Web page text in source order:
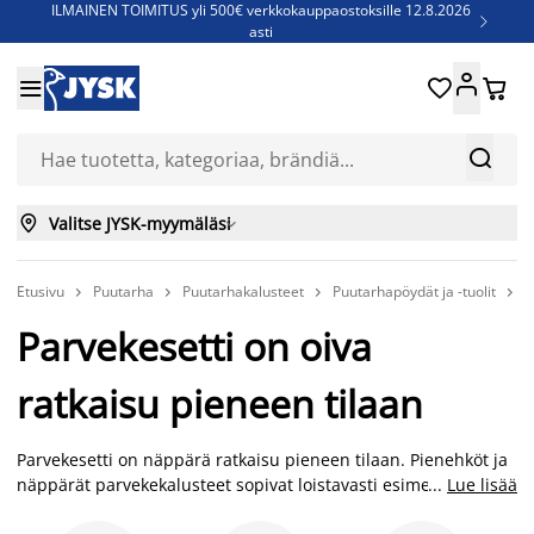
ILMAINEN TOIMITUS yli 500€ verkkokauppaostoksille 12.8.2026
asti

Jenkkisänkyjä - Säästä jopa 60%


 
 Valitse JYSK-myymäläsi
Etusivu  Puutarha  Puutarhakalusteet  Puutarhapöydät ja -tuolit 
Parvekesetti on oiva
ratkaisu pieneen tilaan
Parvekesetti on näppärä ratkaisu pieneen tilaan. Pienehköt ja
näppärät parvekekalusteet sopivat loistavasti esimerkiksi
... Lue lisää